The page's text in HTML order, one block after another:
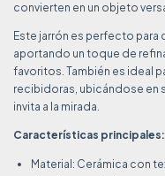
convierten en un objeto
Este jarrón es perfecto
aportando un toque de
favoritos. También es ideal
recibidoras, ubicándose en
invita a la mirada.
Características principales:
Material: Cerámica con